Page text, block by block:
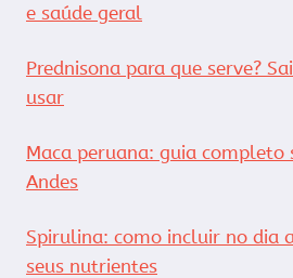
e saúde geral
Prednisona para que serve?
usar
Maca peruana: guia completo
Andes
Spirulina: como incluir no dia
seus nutrientes